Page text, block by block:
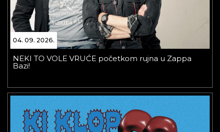
04. 09. 2026.
NEKI TO VOLE VRUĆE početkom rujna u Zappa
Bazi!